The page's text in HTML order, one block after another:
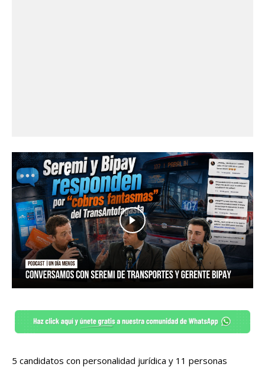
5 candidatos con personalidad jurídica y 11 personas